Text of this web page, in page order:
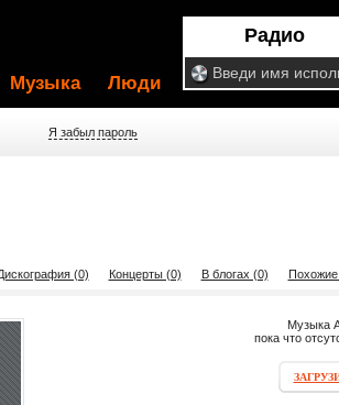
Радио
Музыка Люди
Я забыл пароль
(0) Концерты (0) В блогах (0) Похожие
Музыка
пока что